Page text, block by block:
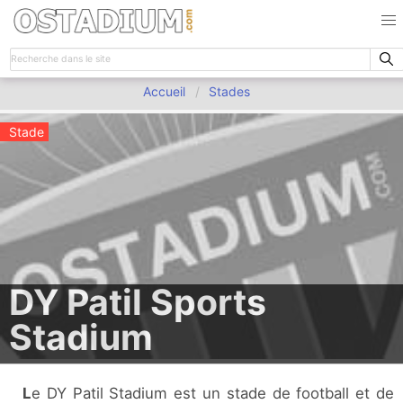
Accueil Stades
Stade
DY Patil Sports
Stadium
Le DY Patil Stadium est un stade de football et de